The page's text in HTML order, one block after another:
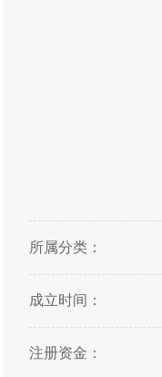
所属分类：
成立时间：
注册资金：